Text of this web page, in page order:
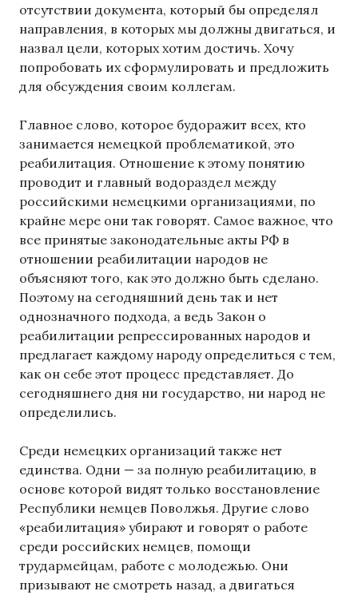
отсутствии документа, который бы определял
направления, в которых мы должны двигаться, и
назвал цели, которых хотим достичь. Хочу
попробовать их сформулировать и предложить
для обсуждения своим коллегам.
Главное слово, которое будоражит всех, кто
занимается немецкой проблематикой, это
реабилитация. Отношение к этому понятию
проводит и главный водораздел между
российскими немецкими организациями, по
крайне мере они так говорят. Самое важное, что
все принятые законодательные акты РФ в
отношении реабилитации народов не
объясняют того, как это должно быть сделано.
Поэтому на сегодняшний день так и нет
однозначного подхода, а ведь Закон о
реабилитации репрессированных народов и
предлагает каждому народу определиться с тем,
как он себе этот процесс представляет. До
сегодняшнего дня ни государство, ни народ не
определились.
Среди немецких организаций также нет
единства. Одни — за полную реабилитацию, в
основе которой видят только восстановление
Республики немцев Поволжья. Другие слово
«реабилитация» убирают и говорят о работе
среди российских немцев, помощи
трудармейцам, работе с молодежью. Они
призывают не смотреть назад, а двигаться